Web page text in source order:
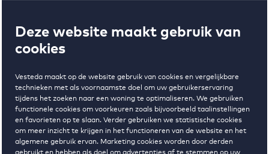
Deze website maakt gebruik van
cookies
Vesteda maakt op de website gebruik van cookies en vergelijkbare
technieken met als voornaamste doel om uw gebruikerservaring
tijdens het zoeken naar een woning te optimaliseren. We gebruiken
functionele cookies om voorkeuren zoals bijvoorbeeld taalinstellingen
en favorieten op te slaan. Verder gebruiken we statistische cookies
om meer inzicht te krijgen in het functioneren van de website en het
algemene gebruik ervan. Marketing cookies worden door derden
Wonen in
Danswijk